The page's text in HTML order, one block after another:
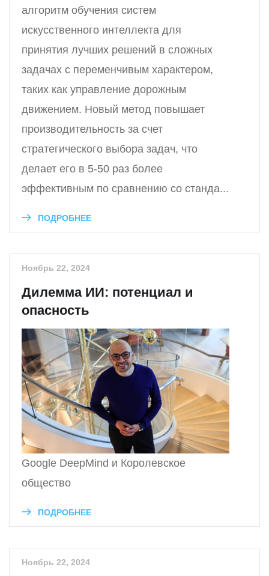
алгоритм обучения систем
искусственного интеллекта для
принятия лучших решений в сложных
задачах с переменчивым характером,
таких как управление дорожным
движением. Новый метод повышает
производительность за счет
стратегического выбора задач, что
делает его в 5-50 раз более
эффективным по сравнению со станда...
ПОДРОБНЕЕ
Ноябрь 22, 2024
Дилемма ИИ: потенциал и
опасность
Google DeepMind и Королевское
общество
ПОДРОБНЕЕ
Ноябрь 22, 2024